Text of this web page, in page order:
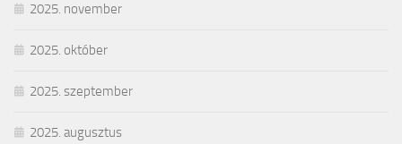
2025. november
2025. október
2025. szeptember
2025. augusztus